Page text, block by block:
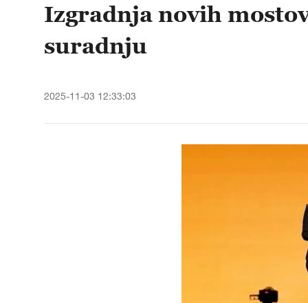
Izgradnja novih
suradnju
2025-11-03 12:33:03